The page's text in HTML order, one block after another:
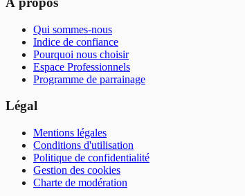
Qui sommes-nous
Indice de confiance
Pourquoi nous choisir
Espace Professionnels
Programme de parrainage
Légal
Mentions légales
Conditions d'utilisation
Politique de confidentialité
Gestion des cookies
Charte de modération